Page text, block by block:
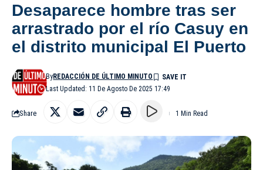
Desaparece hombre tras ser
arrastrado por el río Casuy en
el distrito municipal El Puerto
Last Updated: 11 De Agosto De 2025 17:49
ByREDACCIÓN DE ÚLTIMO MINUTO
Share 1 Min Read